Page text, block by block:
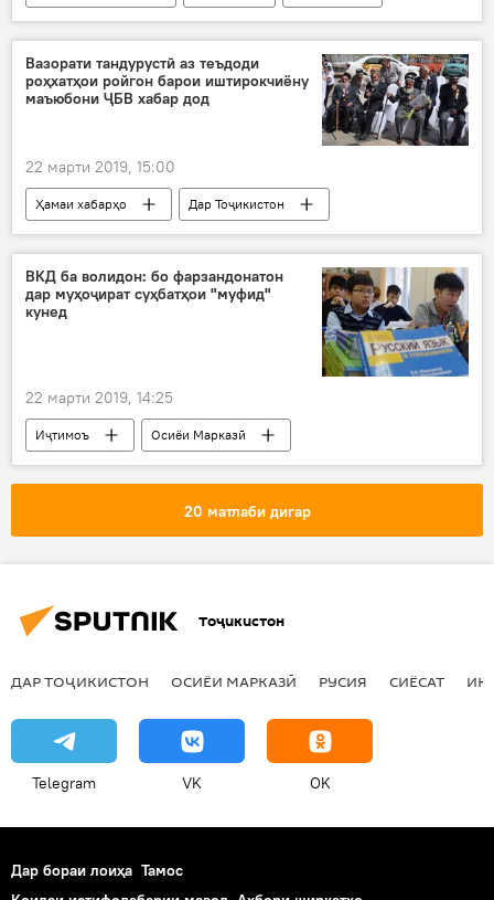
мубориза бо фасод
"асосгузори Сингапури мудерн"
Вазорати тандурустӣ аз теъдоди
роҳхатҳои ройгон барои иштирокчиёну
маъюбони ҶБВ хабар дод
22 марти 2019, 15:00
Ҳамаи хабарҳо
Дар Тоҷикистон
ҶБВ
маъюб
истироҳат
Вазорати тандурустӣ
ВКД ба волидон: бо фарзандонатон
дар муҳоҷират суҳбатҳои "муфид"
кунед
22 марти 2019, 14:25
Иҷтимоъ
Осиёи Марказӣ
Муҳоҷират
Ҳамаи хабарҳо
20 матлаби дигар
Тоҷикистон
ДАР ТОҶИКИСТОН ОСИЁИ МАРКАЗӢ РУСИЯ СИЁСАТ
Telegram VK OK
Дар бораи лоиҳа Тамос